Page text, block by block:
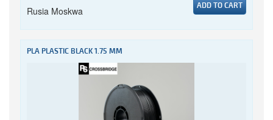
Rusia Moskwa ADD TO CART
PLA PLASTIC BLACK 1.75 MM